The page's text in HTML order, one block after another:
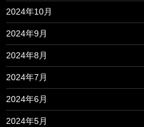
2024年10月
2024年9月
2024年8月
2024年7月
2024年6月
2024年5月